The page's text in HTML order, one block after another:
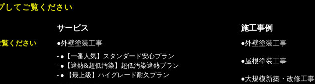
してご覧ください
ください
サービス
●外壁塗装工事
- ●【一番人気】スタンダード安心プラン
- ●【遮熱&超低汚染】超低汚染遮熱プラン
- ● 【最上級】ハイグレード耐久プラン
施工事例
●外壁塗装工事
●屋根塗装工事
●大規模新築・改修工事